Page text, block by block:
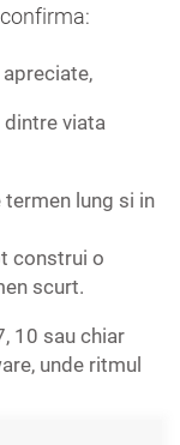
viata
termen lung si in
construi o
scurt.
10 sau chiar
unde ritmul